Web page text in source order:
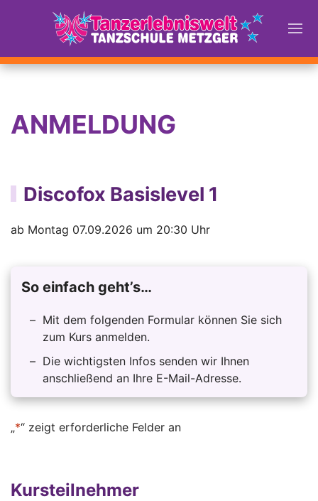
ANMELDUNG
Discofox Basislevel 1
ab Montag 07.09.2026 um 20:30 Uhr
So einfach geht’s…
Mit dem folgenden Formular können Sie sich
zum Kurs anmelden.
Die wichtigsten Infos senden wir Ihnen
anschließend an Ihre E-Mail-Adresse.
„*“ zeigt erforderliche Felder an
Kursteilnehmer